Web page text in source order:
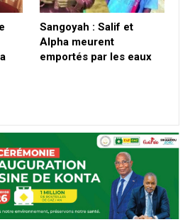
Sangoyah : Salif et
Alpha meurent
emportés par les eaux